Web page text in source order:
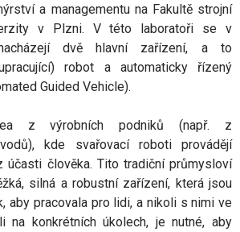
a managementu na Fakultě strojní
v Plzni. V této laboratoři se v
dvě hlavní zařízení, a to
robot a automaticky řízený
Guided Vehicle).
z výrobních podniků (např. z
kde svařovací roboti provádějí
účasti člověka. Tito tradiční průmysloví
silná a robustní zařízení, která jsou
aby pracovala pro lidi, a nikoli s nimi ve
na konkrétních úkolech, je nutné, aby